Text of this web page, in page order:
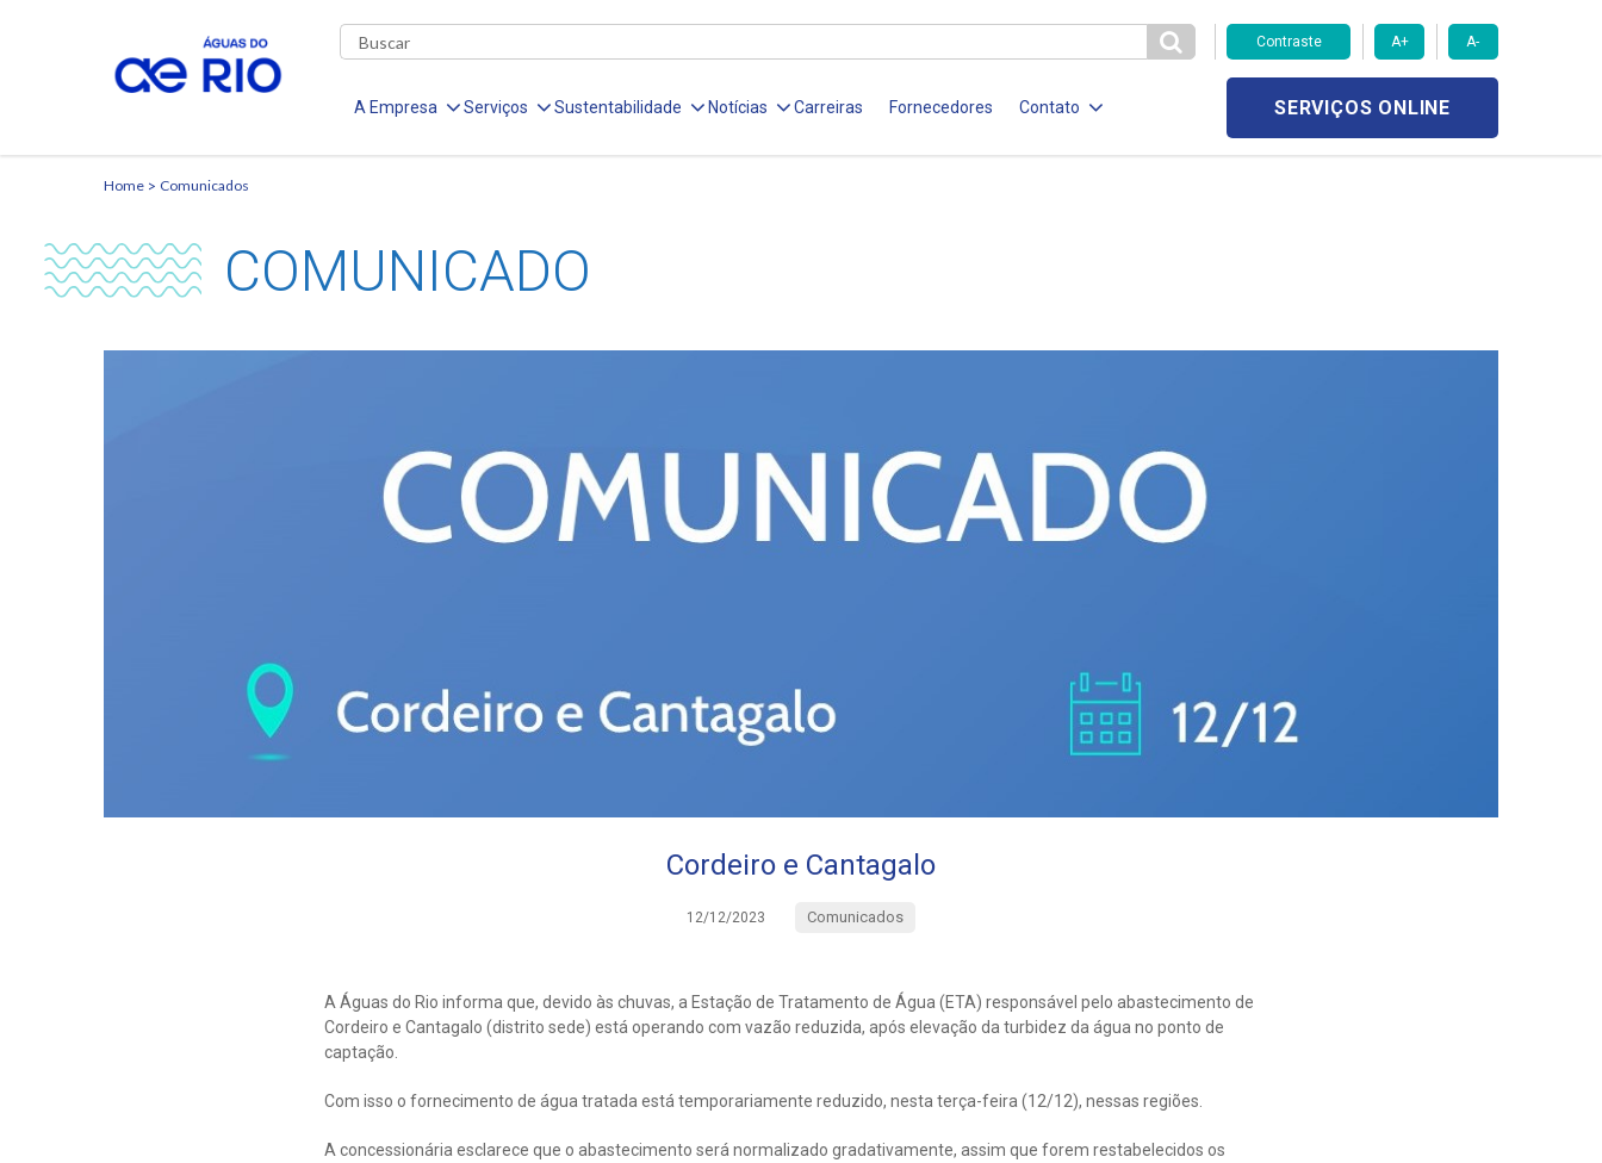
Contraste A+ A-
A Empresa Serviços Sustentabilidade Notícias Carreiras Fornecedores Contato SERVIÇOS ONLINE
Home Comunicados
COMUNICADO
Cordeiro e Cantagalo
12/12/2023 Comunicados
A Águas do Rio informa que, devido às chuvas, a Estação de Tratamento de Água (ETA) responsável pelo abastecimento de
Cordeiro e Cantagalo (distrito sede) está operando com vazão reduzida, após elevação da turbidez da água no ponto de
captação.
Com isso o fornecimento de água tratada está temporariamente reduzido, nesta terça-feira (12/12), nessas regiões.
A concessionária esclarece que o abastecimento será normalizado gradativamente, assim que forem restabelecidos os